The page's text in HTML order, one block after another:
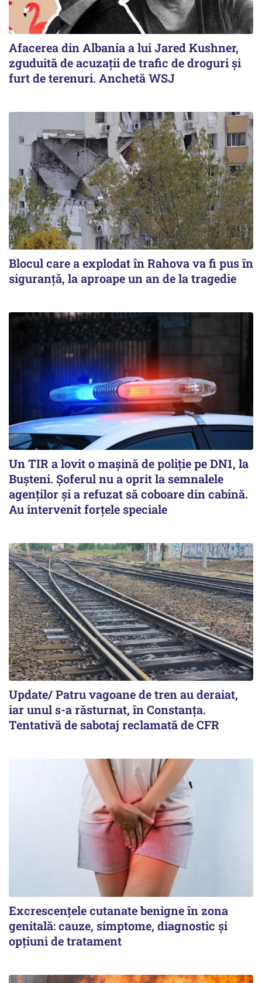
Afacerea din Albania a lui Jared Kushner,
zguduită de acuzații de trafic de droguri și
furt de terenuri. Anchetă WSJ
Blocul care a explodat în Rahova va fi pus în
siguranţă, la aproape un an de la tragedie
Un TIR a lovit o maşină de poliţie pe DN1, la
Buşteni. Şoferul nu a oprit la semnalele
agenţilor şi a refuzat să coboare din cabină.
Au intervenit forţele speciale
Update/ Patru vagoane de tren au deraiat,
iar unul s-a răsturnat, în Constanţa.
Tentativă de sabotaj reclamată de CFR
Excrescențele cutanate benigne în zona
genitală: cauze, simptome, diagnostic și
opțiuni de tratament